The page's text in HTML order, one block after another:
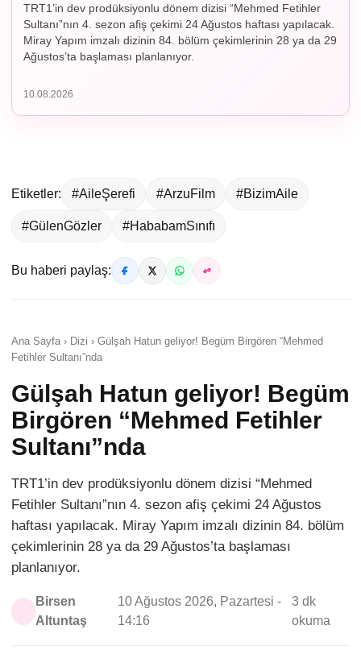
TRT1’in dev prodüksiyonlu dönem dizisi “Mehmed Fetihler
Sultanı”nın 4. sezon afiş çekimi 24 Ağustos haftası yapılacak.
Miray Yapım imzalı dizinin 84. bölüm çekimlerinin 28 ya da 29
Ağustos’ta başlaması planlanıyor.
10.08.2026
Etiketler: #AileŞerefi #ArzuFilm #BizimAile
#GülenGözler #HababamSınıfı
Bu haberi paylaş:
Ana Sayfa › Dizi › Gülşah Hatun geliyor! Begüm Birgören “Mehmed
Fetihler Sultanı”nda
Gülşah Hatun geliyor! Begüm
Birgören “Mehmed Fetihler
Sultanı”nda
TRT1’in dev prodüksiyonlu dönem dizisi “Mehmed
Fetihler Sultanı”nın 4. sezon afiş çekimi 24 Ağustos
haftası yapılacak. Miray Yapım imzalı dizinin 84. bölüm
çekimlerinin 28 ya da 29 Ağustos’ta başlaması
planlanıyor.
Birsen
Altuntaş
10 Ağustos 2026, Pazartesi -
14:16
3 dk
okuma